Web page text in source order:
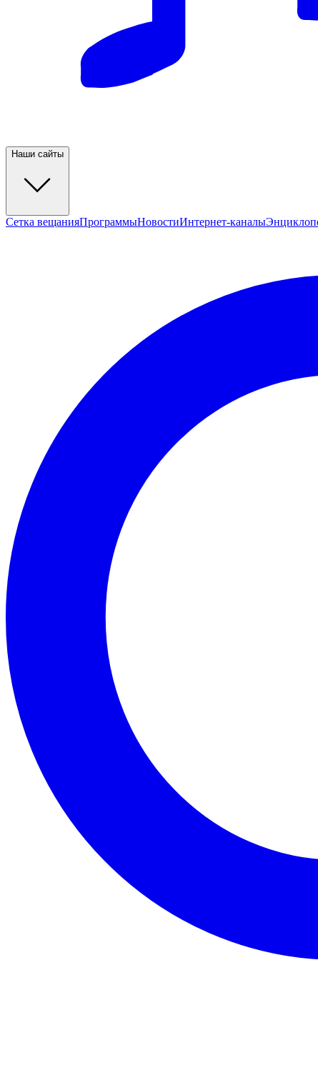
Наши сайты
Сетка вещанияПрограммыНовостиИнтернет-каналы